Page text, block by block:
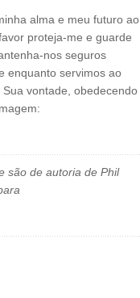
alma e meu futuro ao
proteja-me e guarde
nos seguros
enquanto servimos ao
vontade, obedecendo
são de autoria de Phil